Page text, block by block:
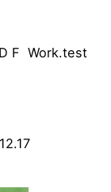
F Work.test